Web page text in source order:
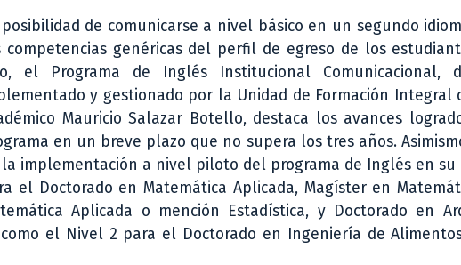
posibilidad de comunicarse a nivel básico en un segundo
competencias genéricas del perfil de egreso de los
el Programa de Inglés Institucional Comunicacional,
y gestionado por la Unidad de Formación Integral
Mauricio Salazar Botello, destaca los avances
en un breve plazo que no supera los tres años.
la implementación a nivel piloto del programa de Inglés en
el Doctorado en Matemática Aplicada, Magíster en
Aplicada o mención Estadística, y Doctorado en
el Nivel 2 para el Doctorado en Ingeniería de